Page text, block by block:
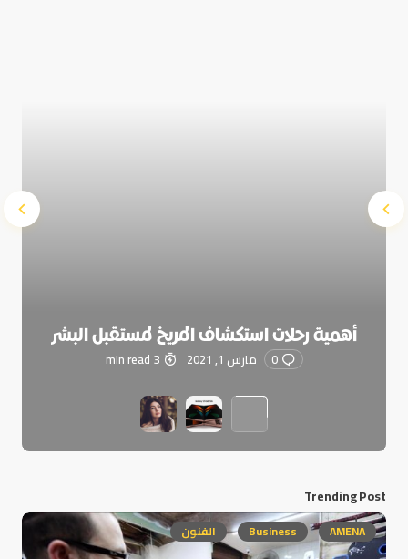
أهمية رحلات استكشاف المريخ لمستقبل البشر
0 مارس 1, 2021 3 min read
Trending Post
AMENA
Business الفنون